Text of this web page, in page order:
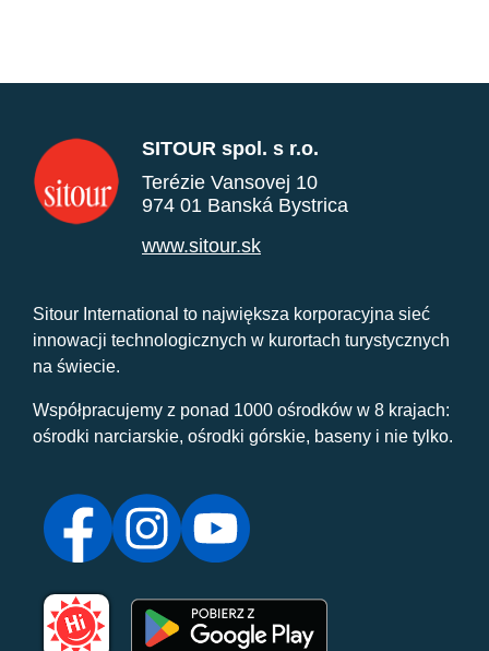
SITOUR spol. s r.o.
Terézie Vansovej 10
974 01 Banská Bystrica
www.sitour.sk
Sitour International to największa korporacyjna sieć
innowacji technologicznych w kurortach turystycznych
na świecie.
Współpracujemy z ponad 1000 ośrodków w 8 krajach:
ośrodki narciarskie, ośrodki górskie, baseny i nie tylko.